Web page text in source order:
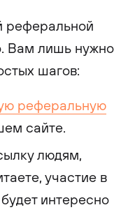
реферальной
Вам лишь нужно
шагов:
реферальную
сайте.
людям,
участие в
интересно